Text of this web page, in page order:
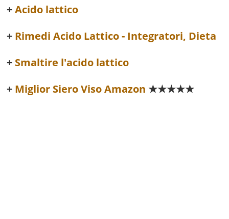
Acido lattico
Rimedi Acido Lattico - Integratori, Dieta
Smaltire l'acido lattico
Miglior Siero Viso Amazon ★★★★★